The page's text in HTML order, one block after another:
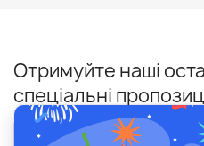
Отримуйте наші
спеціальні